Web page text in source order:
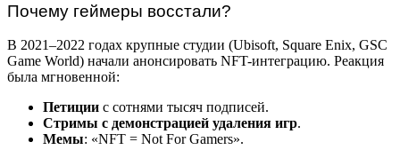
Почему геймеры восстали?
В 2021–2022 годах крупные студии (Ubisoft, Square Enix, GSC
Game World) начали анонсировать NFT-интеграцию. Реакция
была мгновенной:
Петиции с сотнями тысяч подписей.
Стримы с демонстрацией удаления игр.
Мемы: «NFT = Not For Gamers».